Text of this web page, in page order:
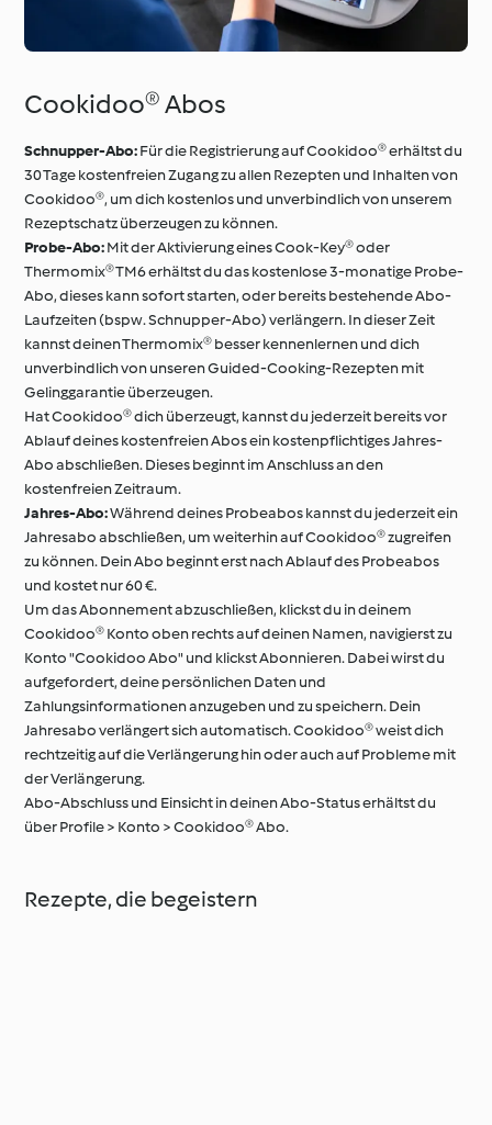
Cookidoo® Abos
Schnupper-Abo:Für die Registrierung auf Cookidoo® erhältst du
30 Tage kostenfreien Zugang zu allen Rezepten und Inhalten von
Cookidoo®, um dich kostenlos und unverbindlich von unserem
Rezeptschatz überzeugen zu können.
Probe-Abo:Mit der Aktivierung eines Cook-Key® oder
Thermomix® TM6 erhältst du das kostenlose 3-monatige Probe-
Abo, dieses kann sofort starten, oder bereits bestehende Abo-
Laufzeiten (bspw. Schnupper-Abo) verlängern. In dieser Zeit
kannst deinen Thermomix® besser kennenlernen und dich
unverbindlich von unseren Guided-Cooking-Rezepten mit
Gelinggarantie überzeugen.
Hat Cookidoo® dich überzeugt, kannst du jederzeit bereits vor
Ablauf deines kostenfreien Abos ein kostenpflichtiges Jahres-
Abo abschließen. Dieses beginnt im Anschluss an den
kostenfreien Zeitraum.
Jahres-Abo:Während deines Probeabos kannst du jederzeit ein
Jahresabo abschließen, um weiterhin auf Cookidoo® zugreifen
zu können. Dein Abo beginnt erst nach Ablauf des Probeabos
und kostet nur 60 €.
Um das Abonnement abzuschließen, klickst du in deinem
Cookidoo® Konto oben rechts auf deinen Namen, navigierst zu
Konto "Cookidoo Abo" und klickst Abonnieren. Dabei wirst du
aufgefordert, deine persönlichen Daten und
Zahlungsinformationen anzugeben und zu speichern. Dein
Jahresabo verlängert sich automatisch. Cookidoo® weist dich
rechtzeitig auf die Verlängerung hin oder auch auf Probleme mit
der Verlängerung.
Abo-Abschluss und Einsicht in deinen Abo-Status erhältst du
über Profile > Konto > Cookidoo® Abo.
Rezepte, die begeistern